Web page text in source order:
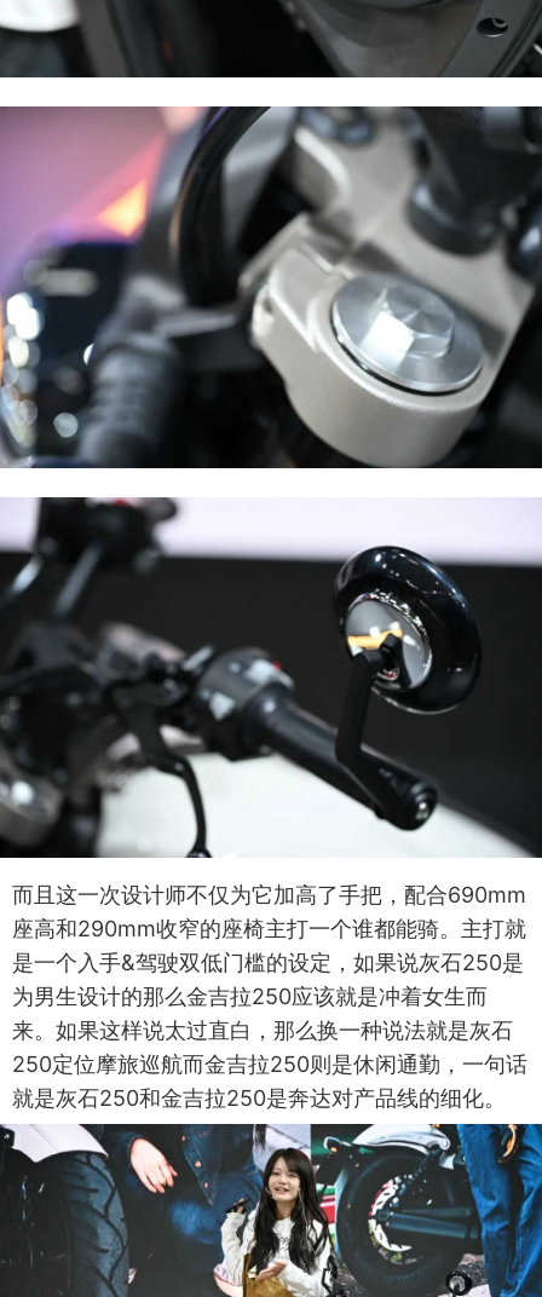
而且这一次设计师不仅为它加高了手把，配合690mm
座高和290mm收窄的座椅主打一个谁都能骑。主打就
是一个入手&驾驶双低门槛的设定，如果说灰石250是
为男生设计的那么金吉拉250应该就是冲着女生而
来。如果这样说太过直白，那么换一种说法就是灰石
250定位摩旅巡航而金吉拉250则是休闲通勤，一句话
就是灰石250和金吉拉250是奔达对产品线的细化。